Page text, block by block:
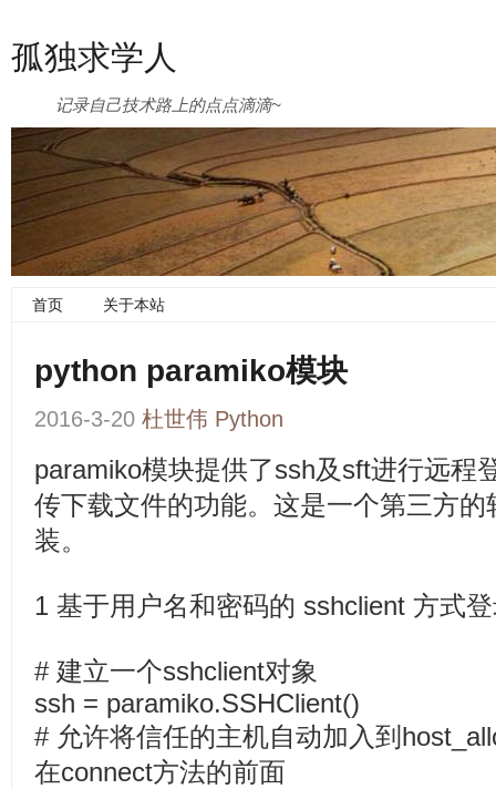
孤独求学人
记录自己技术路上的点点滴滴~
首页 关于本站
python paramiko模块
2016-3-20 杜世伟 Python
paramiko模块提供了ssh及sft进行远程
传下载文件的功能。这是一个第三方
装。
1 基于用户名和密码的 sshclient 方式
# 建立一个sshclient对象
ssh = paramiko.SSHClient()
# 允许将信任的主机自动加入到
在connect方法的前面